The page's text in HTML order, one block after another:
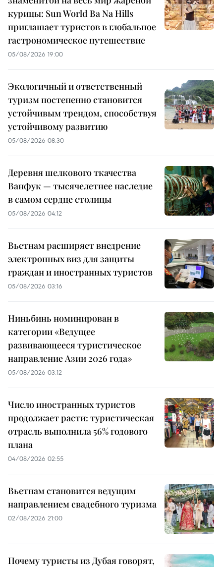
курицы: Sun World Ba Na Hills
приглашает туристов в глобальное
гастрономическое путешествие
05/08/2026 19:00
Экологичный и ответственный
туризм постепенно становится
устойчивым трендом, способствуя
устойчивому развитию
05/08/2026 08:30
Деревня шелкового ткачества
Ванфук — тысячелетнее наследие
в самом сердце столицы
05/08/2026 04:12
Вьетнам расширяет внедрение
электронных виз для защиты
граждан и иностранных туристов
05/08/2026 03:16
Ниньбинь номинирован в
категории «Ведущее
развивающееся туристическое
направление Азии 2026 года»
05/08/2026 03:12
Число иностранных туристов
продолжает расти: туристическая
отрасль выполнила 56% годового
плана
04/08/2026 02:55
Вьетнам становится ведущим
направлением свадебного туризма
02/08/2026 21:00
Почему туристы из Дубая говорят,